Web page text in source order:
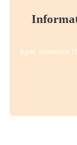
Agent commercial